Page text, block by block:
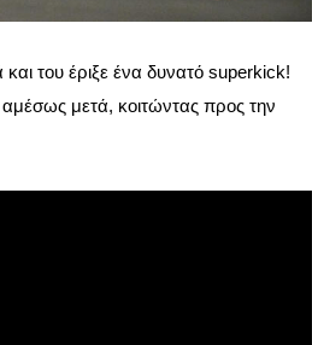
του έριξε ένα δυνατό superkick!
μετά, κοιτώντας προς την